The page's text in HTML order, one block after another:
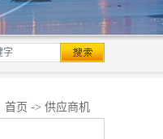
首页 -> 供应商机